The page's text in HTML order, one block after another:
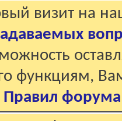
визит на
функциям,
Правил форума